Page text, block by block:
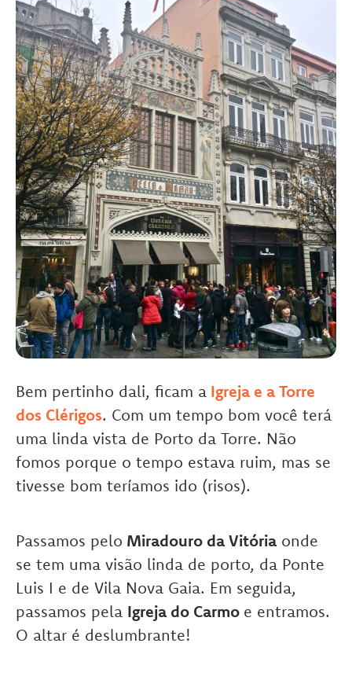
Bem pertinho dali, ficam a Igreja e a Torre
dos Clérigos. Com um tempo bom você terá
uma linda vista de Porto da Torre. Não
fomos porque o tempo estava ruim, mas se
tivesse bom teríamos ido (risos).
Passamos pelo Miradouro da Vitória onde
se tem uma visão linda de porto, da Ponte
Luis I e de Vila Nova Gaia. Em seguida,
passamos pela Igreja do Carmo e entramos.
O altar é deslumbrante!